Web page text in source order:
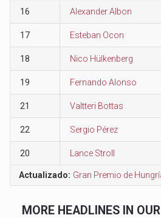
16 Alexander Albon
17 Esteban Ocon
18 Nico Hülkenberg
19 Fernando Alonso
21 Valtteri Bottas
22 Sergio Pérez
20 Lance Stroll
Actualizado: Gran Premio de
MORE HEADLINES IN OUR